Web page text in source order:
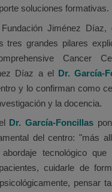
soluciones formativas.
Jiménez Díaz,
tres grandes pilares
Cancer
Díaz a el Dr. García-
y lo confirman como
y la docencia.
Dr. García-Foncillas
del centro: "más
tecnológico que
cuidarle de
pensar